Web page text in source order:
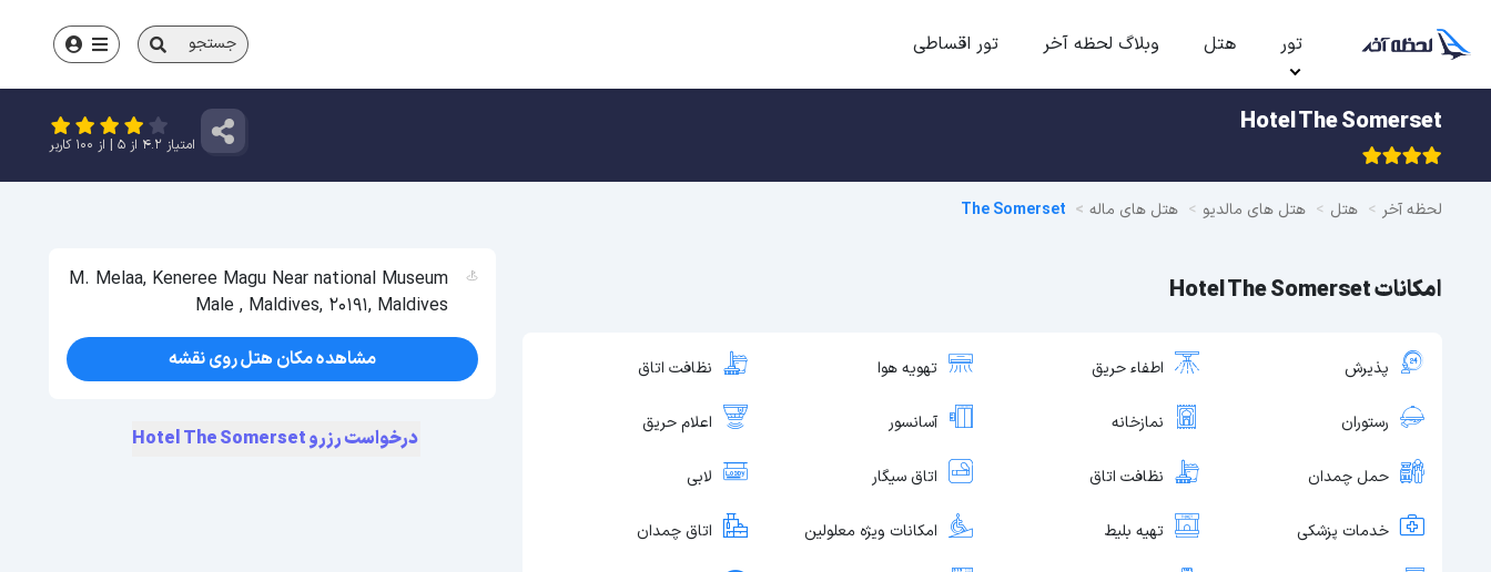
تور هتل وبلاگ لحظه آخر تور اقساطی جستجو
Hotel The Somerset
امتیاز 4.2 از 5 | از 100 کاربر
لحظه آخر هتل هتل های مالدیو هتل های ماله The Somerset
امکانات Hotel The Somerset
پذیرش اطفاء حریق تهویه هوا نظافت اتاق
رستوران نمازخانه آسانسور اعلام حریق
حمل چمدان نظافت اتاق اتاق سیگار لابی
خدمات پزشکی تهیه بلیط امکانات ویژه معلولین اتاق چمدان
M. Melaa, Keneree Magu Near national Museum
Male , Maldives, 20191, Maldives
مشاهده مکان هتل روی نقشه
درخواست رزرو Hotel The Somerset